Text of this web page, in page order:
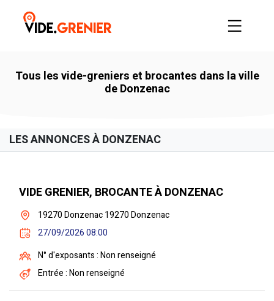
Tous les vide-greniers et brocantes dans la ville
de Donzenac
LES ANNONCES À DONZENAC
VIDE GRENIER, BROCANTE À DONZENAC
19270 Donzenac 19270 Donzenac
27/09/2026 08:00
N° d'exposants : Non renseigné
Entrée : Non renseigné